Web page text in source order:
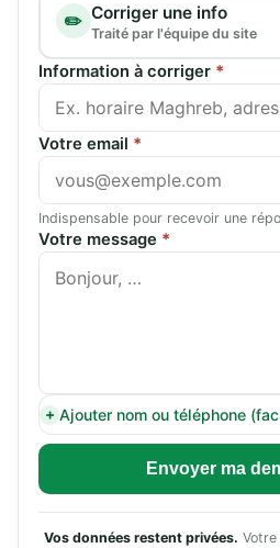
✏️ Corriger une info
Traité par l'équipe du site
Information à corriger *
Votre email *
Indispensable pour recevoir une
Votre message *
Ajouter nom ou téléphone
Envoyer ma
Vos données restent privées.